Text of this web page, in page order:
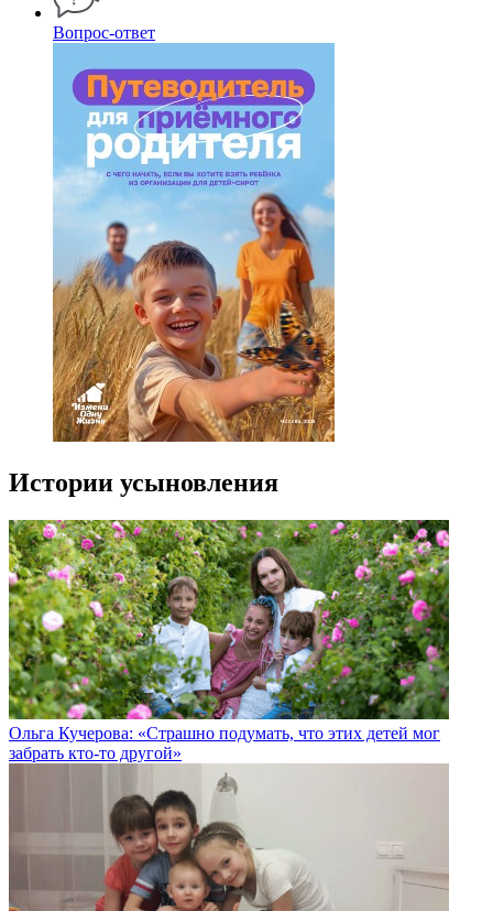
Вопрос-ответ
Истории усыновления
Ольга Кучерова: «Страшно подумать, что этих детей мог
забрать кто-то другой»